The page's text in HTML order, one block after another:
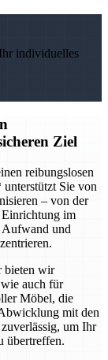
individuelles
Ziel
reibungslosen
Sie von
– von der
im
Aufwand und
bieten wir
auch für
Möbel, die
mit den
um Ihr
übertreffen.